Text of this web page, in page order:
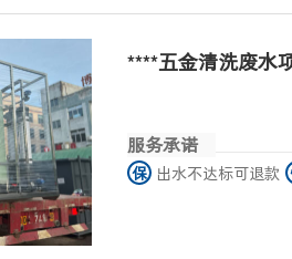
****五金清洗废水
服务承诺
保 出水不达标可退款